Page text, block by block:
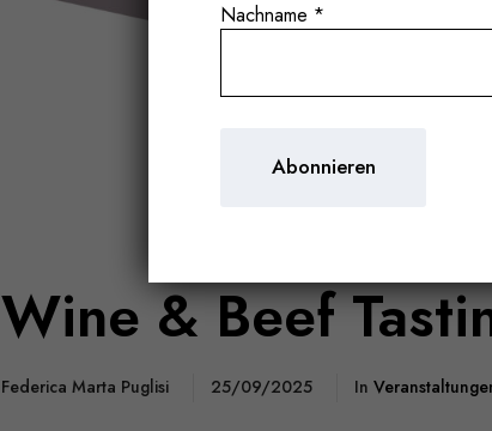
Wine & Beef
Federica Marta Puglisi 25/09/2025 In
Nachname *